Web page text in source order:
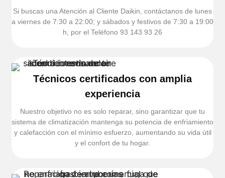
Si buscas una Atención al Cliente Daikin, contáctanos de lunes
a viernes de 7:30 a 22:00; y sábados y festivos de 7:30 a 19:00
h, por el Teléfono 93 143 93 26
Técnicos certificados con amplia
experiencia
Nuestro objetivo no es solo reparar, sino garantizar que tu
sistema de climatización mantenga su potencia de enfriamiento
y calefacción con el mínimo esfuerzo, aumentando su vida útil
y el confort de tu hogar.